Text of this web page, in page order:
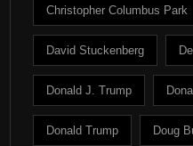
Christopher Columbus Park
David Stuckenberg
Donald J. Trump
Donald Trump Doug